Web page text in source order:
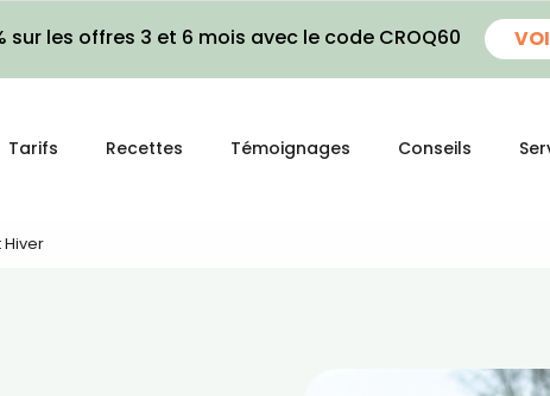
sur les offres 3 et 6 mois avec le code CROQ60
Tarifs Recettes Témoignages Conseils
Hiver